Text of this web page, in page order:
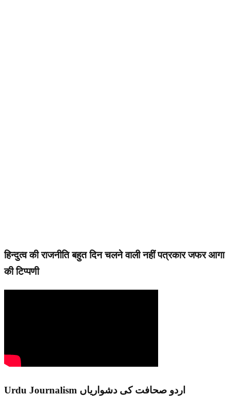
हिन्दुत्व की राजनीति बहुत दिन चलने वाली नहीं पत्रकार जफर आगा
की टिप्पणी
Urdu Journalism اردو صحافت کی دشواریاں